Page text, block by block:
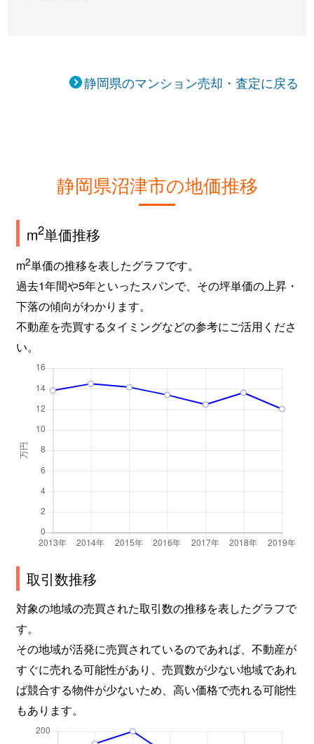
静岡県のマンション売却・査定に戻る
静岡県沼津市の地価推移
m2単価推移
m2単価の推移を表したグラフです。
過去1年間や5年といったスパンで、その坪単価の上昇・
下落の傾向がわかります。
不動産を売買するタイミングなどの参考にご活用くださ
い。
取引数推移
対象の地域の売買された取引数の推移を表したグラフで
す。
その地域が活発に売買されているのであれば、不動産が
すぐに売れる可能性があり、売買数が少ない地域であれ
ば競合する物件が少ないため、高い価格で売れる可能性
もあります。